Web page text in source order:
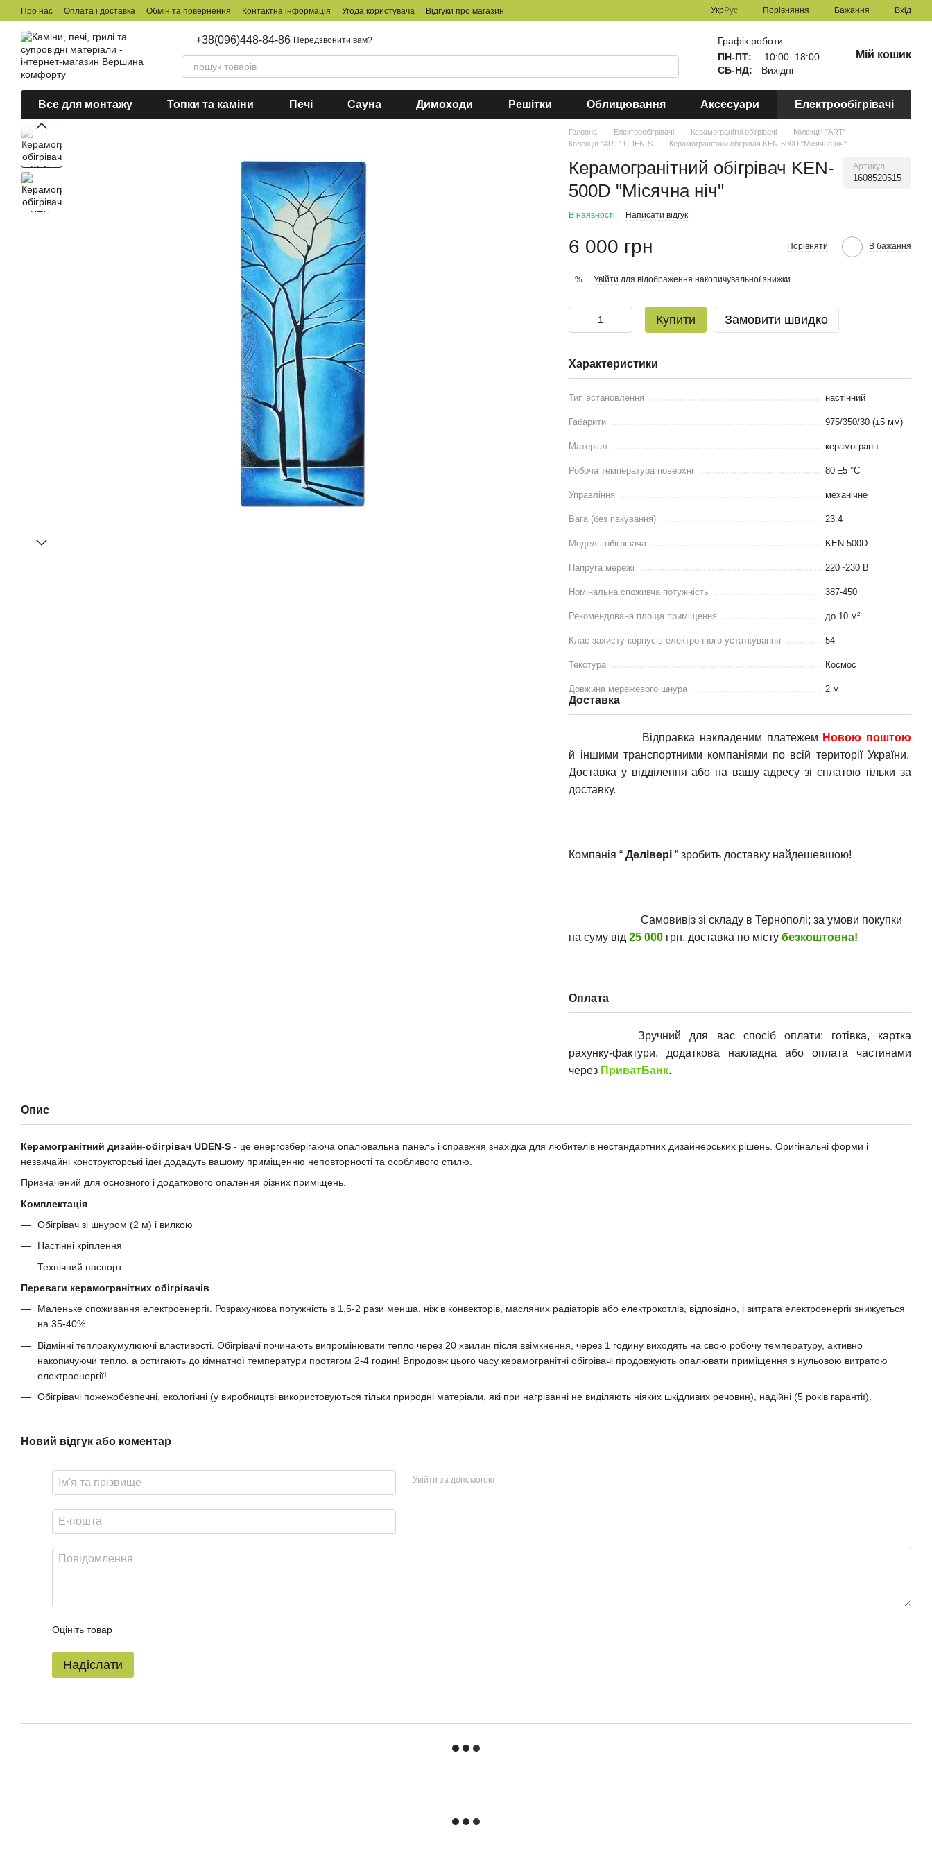
Перейти до основного контенту
Про нас Оплата і доставка Обмін та повернення Контактна інформація Угода користувача Відгуки про магазин УкрРус Порівняння Бажання Вхід
+38(096)448-84-86 Передзвонити вам?
Графік роботи:
ПН-ПТ:
10:00–18:00
СБ-НД:
Вихідні
Мій кошик
Все для монтажу Топки та каміни Печі Сауна Димоходи Решітки Облицювання Аксесуари Електрообігрівачі
Головна Електрообігрівачі Керамогранітні обігрівачі
Колекція "ART"
Колекція "ART" UDEN-S
Керамогранітний обігрівач KEN-500D "Місячна ніч"
Керамогранітний обігрівач KEN-
500D "Місячна ніч"
Артикул
1608520515
В наявності Написати відгук
6 000 грн Порівняти В бажання
% Увійти для відображення накопичувальної знижки
Купити Замовити швидко
Характеристики
Тип встановлення настінний
Габарити 975/350/30 (±5 мм)
Матеріал керамограніт
Робоча температура поверхні 80 ±5 °С
Управління механічне
Вага (без пакування) 23.4
Модель обігрівача KEN-500D
Напруга мережі 220~230 В
Номінальна споживча потужність 387-450
Рекомендована площа приміщення до 10 м²
Клас захисту корпусів електронного устаткування 54
Текстура Космос
Довжина мережевого шнура 2 м
Доставка
Відправка накладеним платежем Новою поштою
й іншими транспортними компаніями по всій території України.
Доставка у відділення або на вашу адресу зі сплатою тільки за
доставку.
Компанія “Делівері ” зробить доставку найдешевшою!
Самовивіз зі складу в Тернополі; за умови покупки
на суму від25 000 грн, доставка по містубезкоштовна!
Оплата
Зручний для вас спосіб оплати: готівка, картка
рахунку-фактури, додаткова накладна або оплата частинами
через ПриватБанк.
Опис
Керамогранітний дизайн-обігрівач UDEN-S - це енергозберігаюча опалювальна панель і справжня знахідка для любителів нестандартних дизайнерських рішень. Оригінальні форми і
незвичайні конструкторські ідеї додадуть вашому приміщенню неповторності та особливого стилю.
Призначений для основного і додаткового опалення різних приміщень.
Комплектація
Обігрівач зі шнуром (2 м) і вилкою
Настінні кріплення
Технічний паспорт
Переваги керамогранітних обігрівачів
Маленьке споживання електроенергії. Розрахункова потужність в 1,5-2 рази менша, ніж в конвекторів, масляних радіаторів або електрокотлів, відповідно, і витрата електроенергії знижується
на 35-40%.
Відмінні теплоакумулюючі властивості. Обігрівачі починають випромінювати тепло через 20 хвилин після ввімкнення, через 1 годину виходять на свою робочу температуру, активно
накопичуючи тепло, а остигають до кімнатної температури протягом 2-4 годин! Впродовж цього часу керамогранітні обігрівачі продовжують опалювати приміщення з нульовою витратою
електроенергії!
Обігрівачі пожежобезпечні, екологічні (у виробництві використовуються тільки природні матеріали, які при нагріванні не виділяють ніяких шкідливих речовин), надійні (5 років гарантії).
Новий відгук або коментар
Увійти за допомогою
Оцініть товар
Надіслати